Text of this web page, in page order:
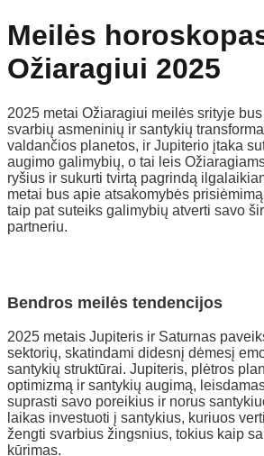
Meilės
Ožiaragiui 2025
2025 metai Ožiaragiui meilės srityje
svarbių asmeninių ir santykių
valdančios planetos, ir Jupiterio įtaka
augimo galimybių, o tai leis
ryšius ir sukurti tvirtą pagrindą
metai bus apie atsakomybės
taip pat suteiks galimybių atverti savo
partneriu.
Bendros meilės tendencijos
2025 metais Jupiteris ir Saturnas
sektorių, skatindami didesnį dėmesį
santykių struktūrai. Jupiteris, plėtros
optimizmą ir santykių augimą,
suprasti savo poreikius ir norus
laikas investuoti į santykius, kuriuos
žengti svarbius žingsnius, tokius kaip
kūrimas.